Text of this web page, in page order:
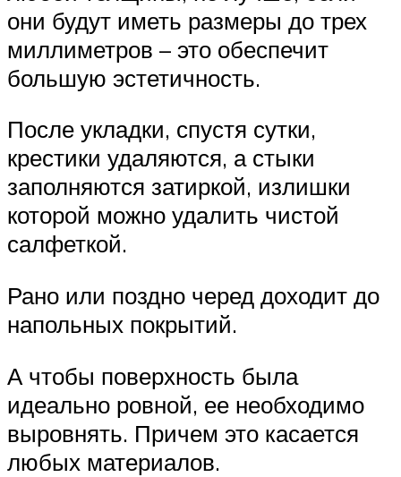
они будут иметь размеры до трех
миллиметров – это обеспечит
большую эстетичность.
После укладки, спустя сутки,
крестики удаляются, а стыки
заполняются затиркой, излишки
которой можно удалить чистой
салфеткой.
Рано или поздно черед доходит до
напольных покрытий.
А чтобы поверхность была
идеально ровной, ее необходимо
выровнять. Причем это касается
любых материалов.